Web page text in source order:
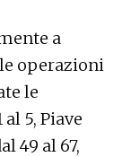
a
operazioni
le
5, Piave
49 al 67,